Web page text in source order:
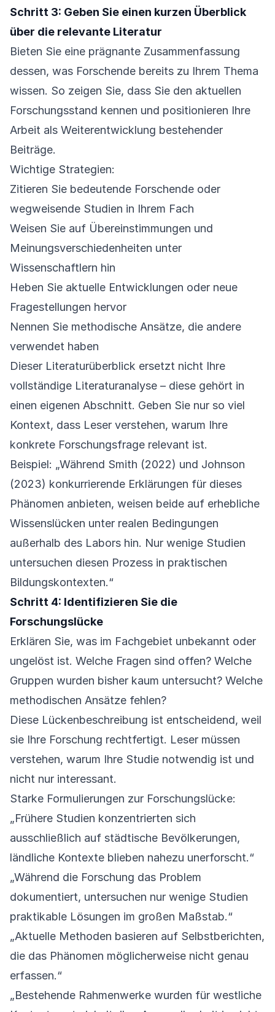
Schritt 3: Geben Sie einen kurzen Überblick
über die relevante Literatur
Bieten Sie eine prägnante Zusammenfassung
dessen, was Forschende bereits zu Ihrem Thema
wissen. So zeigen Sie, dass Sie den aktuellen
Forschungsstand kennen und positionieren Ihre
Arbeit als Weiterentwicklung bestehender
Beiträge.
Wichtige Strategien:
Zitieren Sie bedeutende Forschende oder
wegweisende Studien in Ihrem Fach
Weisen Sie auf Übereinstimmungen und
Meinungsverschiedenheiten unter
Wissenschaftlern hin
Heben Sie aktuelle Entwicklungen oder neue
Fragestellungen hervor
Nennen Sie methodische Ansätze, die andere
verwendet haben
Dieser Literaturüberblick ersetzt nicht Ihre
vollständige Literaturanalyse – diese gehört in
einen eigenen Abschnitt. Geben Sie nur so viel
Kontext, dass Leser verstehen, warum Ihre
konkrete Forschungsfrage relevant ist.
Beispiel: „Während Smith (2022) und Johnson
(2023) konkurrierende Erklärungen für dieses
Phänomen anbieten, weisen beide auf erhebliche
Wissenslücken unter realen Bedingungen
außerhalb des Labors hin. Nur wenige Studien
untersuchen diesen Prozess in praktischen
Bildungskontexten.“
Schritt 4: Identifizieren Sie die
Forschungslücke
Erklären Sie, was im Fachgebiet unbekannt oder
ungelöst ist. Welche Fragen sind offen? Welche
Gruppen wurden bisher kaum untersucht? Welche
methodischen Ansätze fehlen?
Diese Lückenbeschreibung ist entscheidend, weil
sie Ihre Forschung rechtfertigt. Leser müssen
verstehen, warum Ihre Studie notwendig ist und
nicht nur interessant.
Starke Formulierungen zur Forschungslücke:
„Frühere Studien konzentrierten sich
ausschließlich auf städtische Bevölkerungen,
ländliche Kontexte blieben nahezu unerforscht.“
„Während die Forschung das Problem
dokumentiert, untersuchen nur wenige Studien
praktikable Lösungen im großen Maßstab.“
„Aktuelle Methoden basieren auf Selbstberichten,
die das Phänomen möglicherweise nicht genau
erfassen.“
„Bestehende Rahmenwerke wurden für westliche